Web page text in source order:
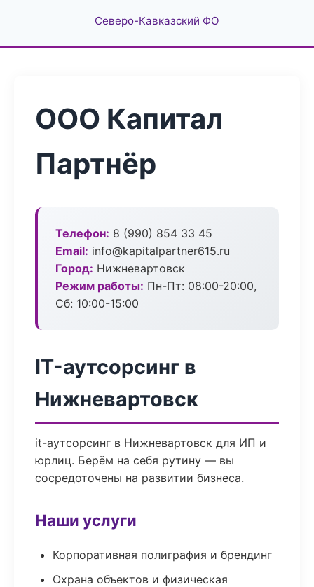
Северо-Кавказский ФО
ООО Капитал
Партнёр
Телефон: 8 (990) 854 33 45
Email: info@kapitalpartner615.ru
Город: Нижневартовск
Режим работы: Пн-Пт: 08:00-20:00,
Сб: 10:00-15:00
IT-аутсорсинг в
Нижневартовск
it-аутсорсинг в Нижневартовск для ИП и
юрлиц. Берём на себя рутину — вы
сосредоточены на развитии бизнеса.
Наши услуги
Корпоративная полиграфия и брендинг
Охрана объектов и физическая